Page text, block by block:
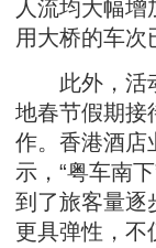
人流均大幅
用大桥的车次
此外，活动
地春节假期接
作。香港酒店
示，“粤车南
到了旅客量逐
更具弹性，不